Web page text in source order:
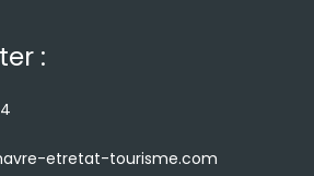
:
etretat-tourisme.com